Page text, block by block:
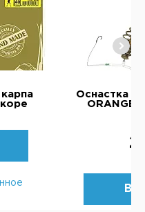
Оснастка
ORANGE